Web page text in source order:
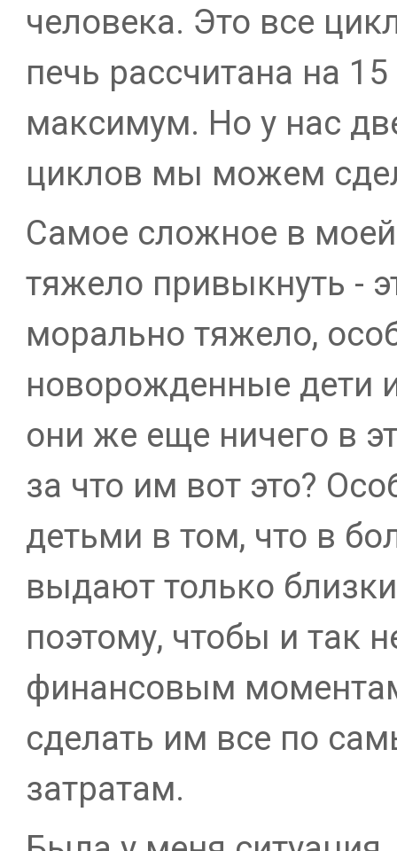
человека. Это все
печь рассчитана на
максимум. Но у нас
циклов мы можем
Самое сложное в
тяжело привыкнуть -
морально тяжело,
новорожденные дети
они же еще ничего в
за что им вот это?
детьми в том, что в
выдают только
поэтому, чтобы и так
финансовым
сделать им все по
затратам.